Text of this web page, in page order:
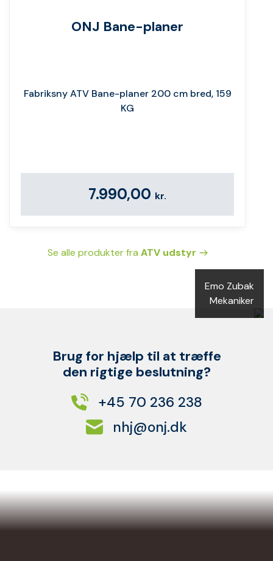
ONJ Bane-planer
Fabriksny ATV Bane-planer 200 cm bred, 159
KG
7.990,00 kr.
Se alle produkter fra ATV udstyr
Emo Zubak
Mekaniker
Brug for hjælp til at træffe
den rigtige beslutning?
+45 70 236 238
nhj@onj.dk